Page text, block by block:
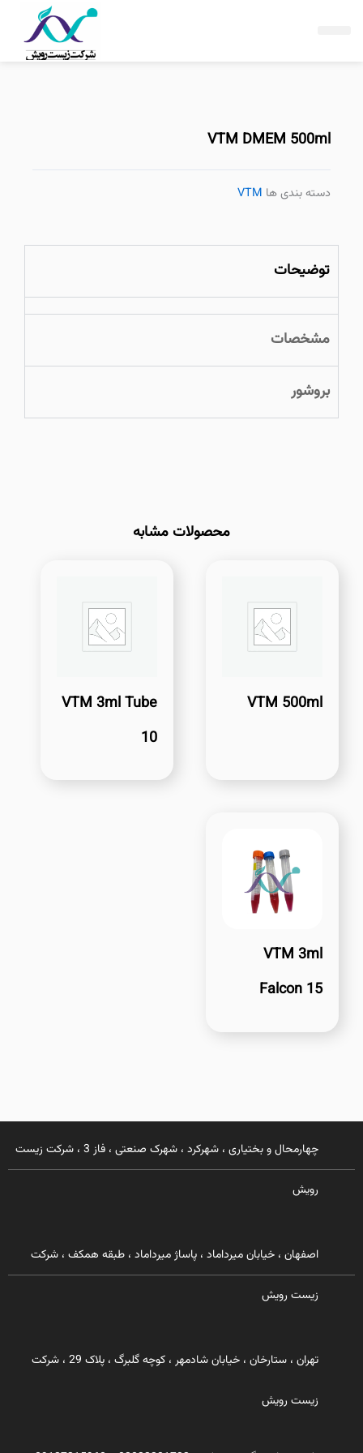
VTM DMEM 500ml
دسته بندی ها VTM
توضیحات
مشخصات
بروشور
محصولات مشابه
VTM 500ml
VTM 3ml Tube
10
VTM 3ml
Falcon 15
چهارمحال و بختیاری ، شهرکرد ، شهرک صنعتی ، فاز 3 ، شرکت زیست
رویش
اصفهان ، خیابان میرداماد ، پاساژ میرداماد ، طبقه همکف ، شرکت
زیست رویش
تهران ، ستارخان ، خیابان شادمهر ، کوچه گلبرگ ، پلاک 29 ، شرکت
زیست رویش